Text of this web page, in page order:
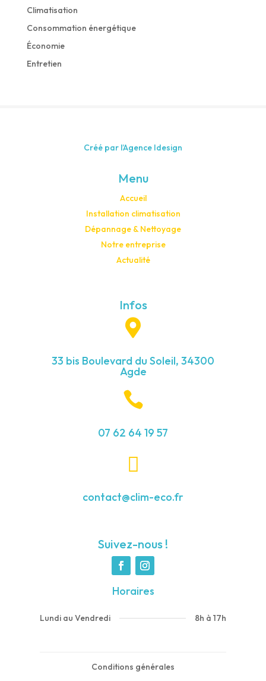
Climatisation
Consommation énergétique
Économie
Entretien
Créé par l’Agence Idesign
Menu
Accueil
Installation climatisation
Dépannage & Nettoyage
Notre entreprise
Actualité
Infos

33 bis Boulevard du Soleil, 34300
Agde

07 62 64 19 57

contact@clim-eco.fr
Suivez-nous !
Horaires
Lundi au Vendredi 8h à 17h
Conditions générales